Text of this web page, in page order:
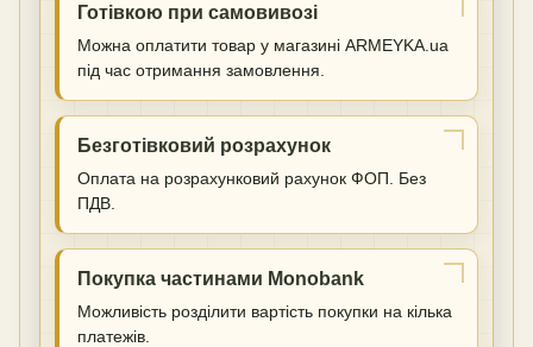
Готівкою при самовивозі
Можна оплатити товар у магазині ARMEYKA.ua
під час отримання замовлення.
Безготівковий розрахунок
Оплата на розрахунковий рахунок ФОП. Без
ПДВ.
Покупка частинами Monobank
Можливість розділити вартість покупки на кілька
платежів.